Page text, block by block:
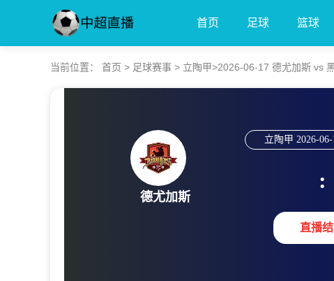
首页 足球 篮球
当前位置： 首页 > 足球赛事 > 立陶甲>2026-06-17 德尤加斯 vs
德尤加斯
立陶甲 2026-
:
直播